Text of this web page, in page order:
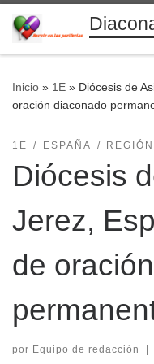
Saltar al contenido
Inicio » 1E » Diócesis de
oración diaconado
1E ESPAÑA
Diócesis
Jerez,
de
por Equipo de redacción |